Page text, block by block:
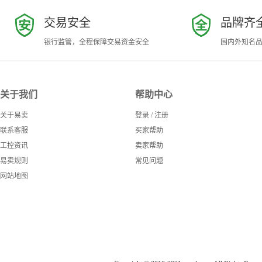
交易安全
银行监管，全程保障交易资金安全
品牌齐
国内外知名
关于我们
关于易卖
联系客服
工控资讯
易卖规则
网站地图
帮助中心
登录 / 注册
买家帮助
卖家帮助
常见问题